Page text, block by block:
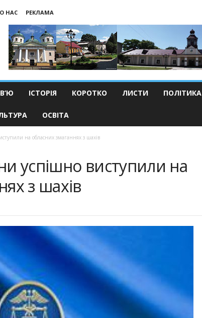
НАС
РЕКЛАМА
ІСТОРІЯ КОРОТКО ЛИСТИ ПОЛІТИКА
ОСВІТА
на обласних змаганнях з шахів
успішно виступили на
з шахів